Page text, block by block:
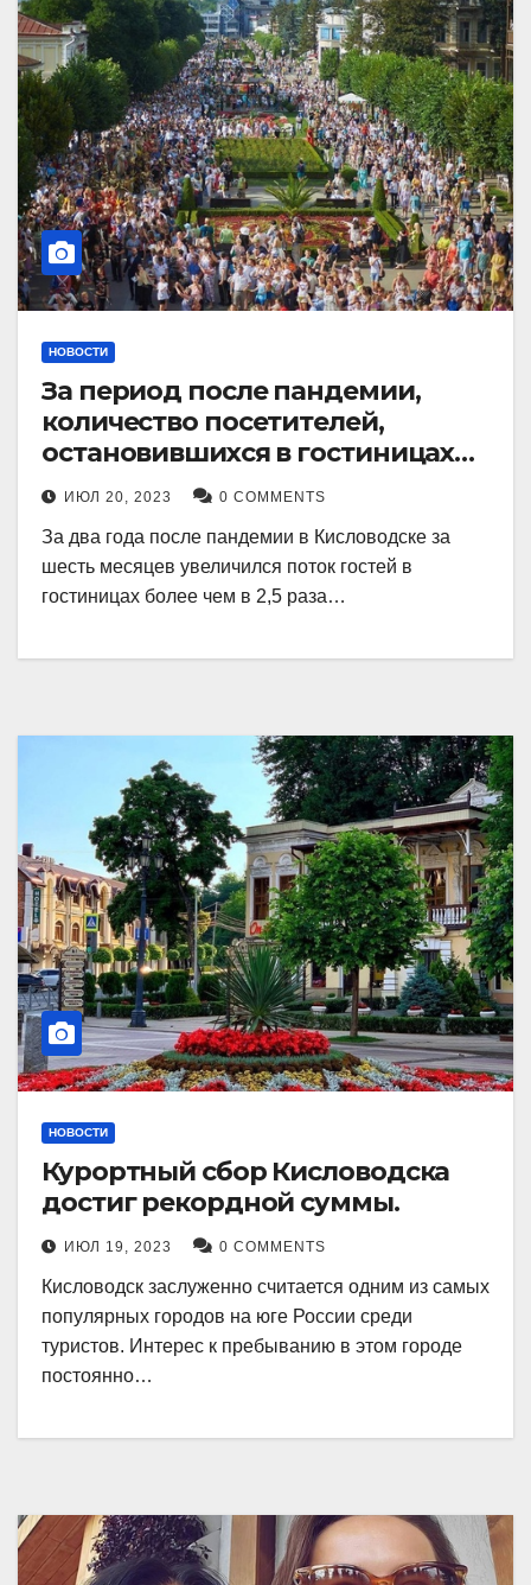
НОВОСТИ
За период после пандемии,
количество посетителей,
остановившихся в гостиницах
Кисловодска, выросло в 2,5 раза.
ИЮЛ 20, 2023 0 COMMENTS
За два года после пандемии в Кисловодске за
шесть месяцев увеличился поток гостей в
гостиницах более чем в 2,5 раза…
НОВОСТИ
Курортный сбор Кисловодска
достиг рекордной суммы.
ИЮЛ 19, 2023 0 COMMENTS
Кисловодск заслуженно считается одним из самых
популярных городов на юге России среди
туристов. Интерес к пребыванию в этом городе
постоянно…